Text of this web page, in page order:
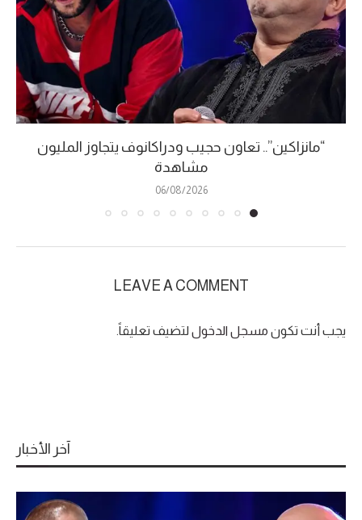
“مانزاكين”.. تعاون حجيب ودراكانوف يتجاوز المليون
مشاهدة
06/08/2026
LEAVE A COMMENT
يجب أنت تكون مسجل الدخول لتضيف تعليقاً.
آخر الأخبار